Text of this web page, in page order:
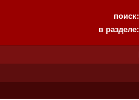
поиск:
в разделе: